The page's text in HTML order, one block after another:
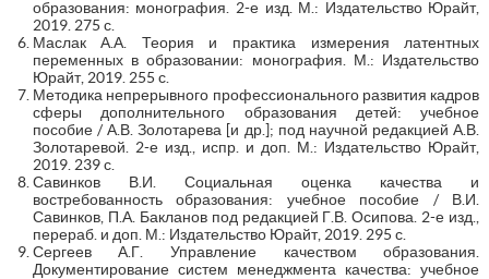
образования: монография. 2-е изд. М.: Издательство Юрайт,
2019. 275 с.
Маслак А.А. Теория и практика измерения латентных
переменных в образовании: монография. М.: Издательство
Юрайт, 2019. 255 с.
Методика непрерывного профессионального развития кадров
сферы дополнительного образования детей: учебное
пособие / А.В. Золотарева [и др.]; под научной редакцией А.В.
Золотаревой. 2-е изд., испр. и доп. М.: Издательство Юрайт,
2019. 239 с.
Савинков В.И. Социальная оценка качества и
востребованность образования: учебное пособие / В.И.
Савинков, П.А. Бакланов под редакцией Г.В. Осипова. 2-е изд.,
перераб. и доп. М.: Издательство Юрайт, 2019. 295 с.
Сергеев А.Г. Управление качеством образования.
Документирование систем менеджмента качества: учебное